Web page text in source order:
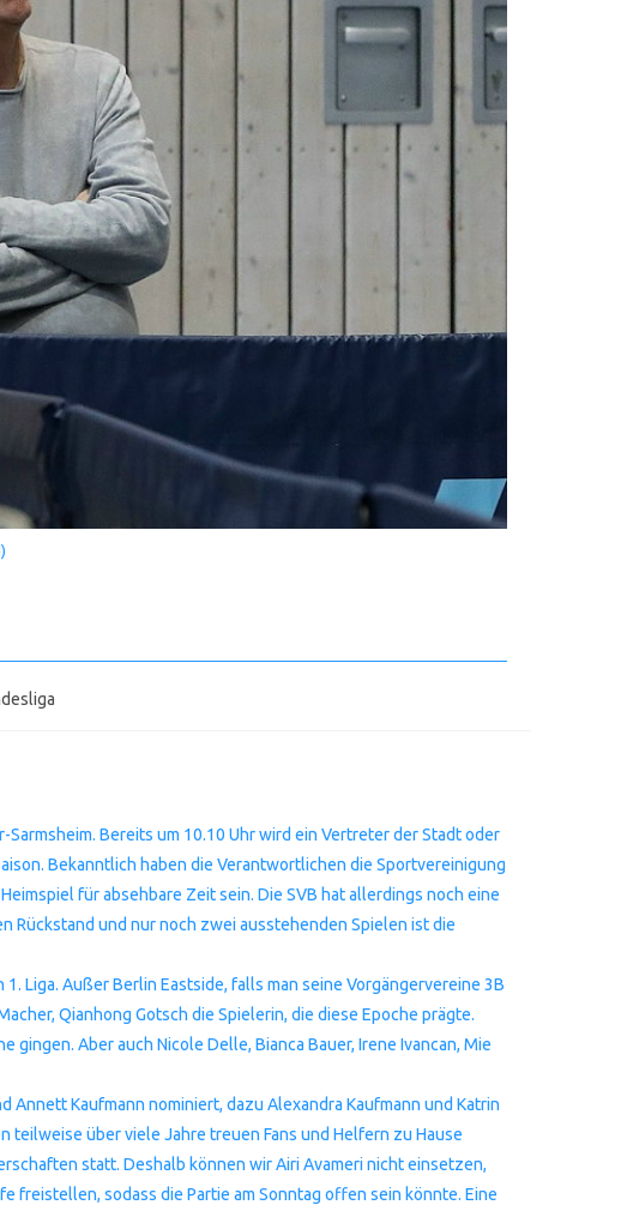
Bereits um 10.10 Uhr wird ein Vertreter der Stadt oder
Bekanntlich haben die Verantwortlichen die Sportvereinigung
für absehbare Zeit sein. Die SVB hat allerdings noch eine
Rückstand und nur noch zwei ausstehenden Spielen ist die
Liga. Außer Berlin Eastside, falls man seine Vorgängervereine 3B
Qianhong Gotsch die Spielerin, die diese Epoche prägte.
Aber auch Nicole Delle, Bianca Bauer, Irene Ivancan, Mie
Annett Kaufmann nominiert, dazu Alexandra Kaufmann und Katrin
teilweise über viele Jahre treuen Fans und Helfern zu Hause
statt. Deshalb können wir Airi Avameri nicht einsetzen,
freistellen, sodass die Partie am Sonntag offen sein könnte. Eine